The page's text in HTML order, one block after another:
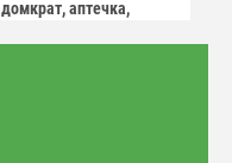
домкрат, аптечка,